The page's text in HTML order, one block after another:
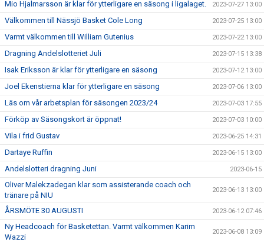
Mio Hjalmarsson är klar för ytterligare en säsong i ligalaget. 2023-07-27 13:00
Välkommen till Nässjö Basket Cole Long 2023-07-25 13:00
Varmt välkommen till William Gutenius 2023-07-22 13:00
Dragning Andelslotteriet Juli 2023-07-15 13:38
Isak Eriksson är klar för ytterligare en säsong 2023-07-12 13:00
Joel Ekenstierna klar för ytterligare en säsong 2023-07-06 13:00
Läs om vår arbetsplan för säsongen 2023/24 2023-07-03 17:55
Förköp av Säsongskort är öppnat! 2023-07-03 10:00
Vila i frid Gustav 2023-06-25 14:31
Dartaye Ruffin 2023-06-15 13:00
Andelslotteri dragning Juni 2023-06-15
Oliver Malekzadegan klar som assisterande coach och
tränare på NIU
2023-06-13 13:00
ÅRSMÖTE 30 AUGUSTI 2023-06-12 07:46
Ny Headcoach för Basketettan. Varmt välkommen Karim
Wazzi
2023-06-08 13:09